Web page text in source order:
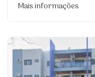
Mais informações